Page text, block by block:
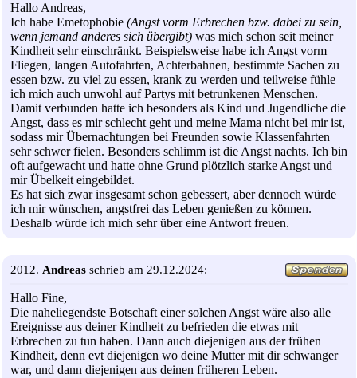
Hallo Andreas,
Ich habe Emetophobie (Angst vorm Erbrechen bzw. dabei zu sein,
wenn jemand anderes sich übergibt) was mich schon seit meiner
Kindheit sehr einschränkt. Beispielsweise habe ich Angst vorm
Fliegen, langen Autofahrten, Achterbahnen, bestimmte Sachen zu
essen bzw. zu viel zu essen, krank zu werden und teilweise fühle
ich mich auch unwohl auf Partys mit betrunkenen Menschen.
Damit verbunden hatte ich besonders als Kind und Jugendliche die
Angst, dass es mir schlecht geht und meine Mama nicht bei mir ist,
sodass mir Übernachtungen bei Freunden sowie Klassenfahrten
sehr schwer fielen. Besonders schlimm ist die Angst nachts. Ich bin
oft aufgewacht und hatte ohne Grund plötzlich starke Angst und
mir Übelkeit eingebildet.
Es hat sich zwar insgesamt schon gebessert, aber dennoch würde
ich mir wünschen, angstfrei das Leben genießen zu können.
Deshalb würde ich mich sehr über eine Antwort freuen.
2012. Andreas schrieb am 29.12.2024:
Hallo Fine,
Die naheliegendste Botschaft einer solchen Angst wäre also alle
Ereignisse aus deiner Kindheit zu befrieden die etwas mit
Erbrechen zu tun haben. Dann auch diejenigen aus der frühen
Kindheit, denn evt diejenigen wo deine Mutter mit dir schwanger
war, und dann diejenigen aus deinen früheren Leben.